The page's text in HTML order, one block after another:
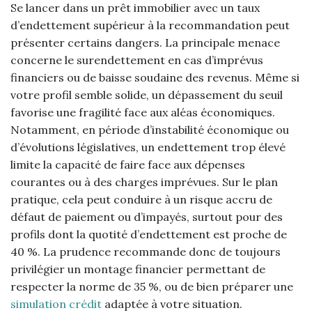
Se lancer dans un prêt immobilier avec un taux
d’endettement supérieur à la recommandation peut
présenter certains dangers. La principale menace
concerne le surendettement en cas d’imprévus
financiers ou de baisse soudaine des revenus. Même si
votre profil semble solide, un dépassement du seuil
favorise une fragilité face aux aléas économiques.
Notamment, en période d’instabilité économique ou
d’évolutions législatives, un endettement trop élevé
limite la capacité de faire face aux dépenses
courantes ou à des charges imprévues. Sur le plan
pratique, cela peut conduire à un risque accru de
défaut de paiement ou d’impayés, surtout pour des
profils dont la quotité d’endettement est proche de
40 %. La prudence recommande donc de toujours
privilégier un montage financier permettant de
respecter la norme de 35 %, ou de bien préparer une
simulation crédit adaptée à votre situation.